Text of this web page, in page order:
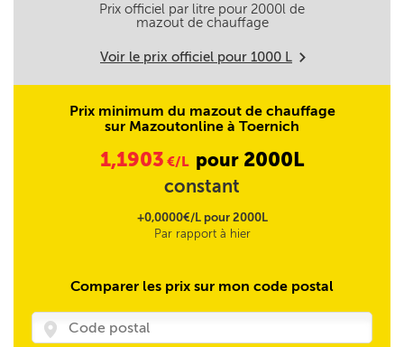
Prix officiel par litre pour 2000l de
mazout de chauffage
Voir le prix officiel pour 1000 L m
Prix minimum du mazout de chauffage
sur Mazoutonline à Toernich
1,1903 €/L pour 2000L
constant
+0,0000€/L pour 2000L
Par rapport à hier
Comparer les prix sur mon code postal